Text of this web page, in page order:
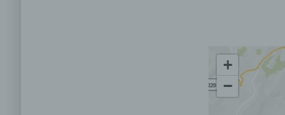
+
−